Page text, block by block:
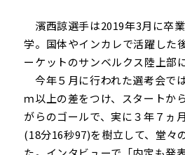
濱西諒選手は2019年3月に卒
学。国体やインカレで活躍した
ーケットのサンベルクス陸上部
今年５月に行われた選考会で
ｍ以上の差をつけ、スタートか
がらのゴールで、実に３年７ヵ
(18分16秒97)を樹立して、堂々